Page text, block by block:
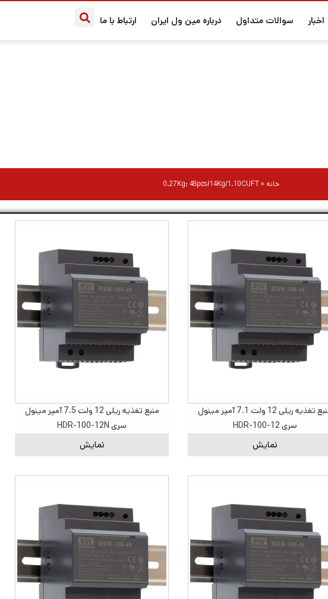
اخبار سوالات متداول درباره مین ول ایران ارتباط با ما
خانه »
0.27Kg; 48pcs/14Kg/1.10CUFT
منبع تغذیه ریلی 12 ولت 7.1 آمپر مینول
سری HDR-100-12
نمایش
منبع تغذیه ریلی 12 ولت 7.5 آمپر مینول
سری HDR-100-12N
نمایش